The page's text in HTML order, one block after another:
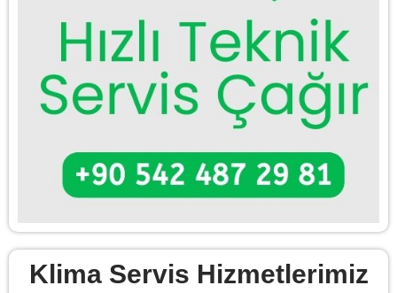
Klima Servis Hizmetlerimiz